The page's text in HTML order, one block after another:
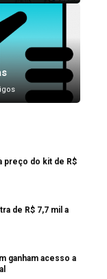
preço do kit de R$
de R$ 7,7 mil a
ganham acesso a